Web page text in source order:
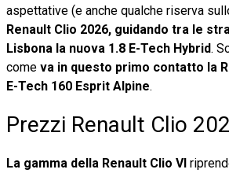
aspettative (e anche qualche riserva
Renault Clio 2026, guidando tra le
Lisbona la nuova 1.8 E-Tech Hybrid.
come va in questo primo contatto la
E-Tech 160 Esprit Alpine.
Prezzi Renault Clio
La gamma della Renault Clio VI